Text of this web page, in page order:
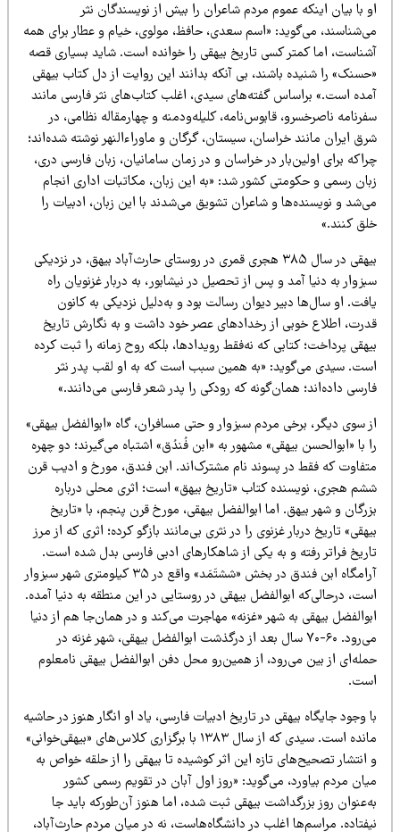
با بیان اینکه عموم مردم شاعران را بیش از نویسندگان نثر
می‌گوید: «اسم سعدی، حافظ، مولوی، خیام و عطار برای همه
اما کمتر کسی تاریخ بیهقی را خوانده است. شاید بسیاری قصه‌
را شنیده باشند، بی‌ آنکه بدانند این روایت از دل کتاب بیهقی
است.» براساس گفته‌های سیدی، اغلب کتاب‌های نثر فارسی مانند
ناصرخسرو، قابوس‌نامه، کلیله‌ودمنه و چهارمقاله نظامی، در
ایران مانند خراسان، سیستان، گرگان و ماوراءالنهر نوشته شده‌اند؛
برای اولین‌بار در خراسان و در زمان سامانیان، زبان فارسی دری،
رسمی و حکومتی کشور شد: «به این زبان، مکاتبات اداری انجام
و نویسنده‌ها و شاعران تشویق می‌شدند با این زبان، ادبیات را
کنند.»
بیهقی در سال ۳۸۵ هجری قمری در روستای حارث‌آباد بیهق، در نزدیکی
به دنیا آمد و پس از تحصیل در نیشابور، به دربار غزنویان راه
او سال‌ها دبیر دیوان رسالت بود و به‌دلیل نزدیکی به کانون
اطلاع خوبی از رخدادهای عصر خود داشت و به نگارش تاریخ
پرداخت؛ کتابی که نه‌فقط رویدادها، بلکه روح زمانه را ثبت کرده
سیدی می‌گوید: «به همین سبب است که به او لقب پدر نثر
داده‌اند؛ همان‌گونه که رودکی را پدر شعر فارسی می‌دانند.»
سوی دیگر، برخی مردم سبزوار و حتی مسافران، گاه «ابوالفضل بیهقی»
با «ابوالحسن بیهقی» مشهور به «ابن فُندُق» اشتباه می‌گیرند؛ دو چهره‌
که فقط در پسوند نام مشترک‌اند. ابن فندق، مورخ و ادیب قرن
هجری، نویسنده‌ کتاب «تاریخ بیهق» است؛ اثری محلی درباره‌
و شهر بیهق. اما ابوالفضل بیهقی، مورخ قرن پنجم، با «تاریخ
تاریخ دربار غزنوی را در نثری بی‌مانند بازگو کرده؛ اثری که از مرز
فراتر رفته و به یکی از شاهکارهای ادبی فارسی بدل شده است.
آرامگاه ابن فندق در بخش «ششتَمَد» واقع در ۳۵ کیلومتری شهر سبزوار
درحالی‌که ابوالفضل بیهقی در روستایی در این منطقه به دنیا آمده.
بیهقی به شهر «غزنه» مهاجرت می‌کند و در همان‌جا هم از دنیا
می‌رود. ۶۰-۷۰ سال بعد از درگذشت ابوالفضل بیهقی، شهر غزنه در
از بین می‌رود، از همین‌رو محل دفن ابوالفضل بیهقی نامعلوم
وجود جایگاه بیهقی در تاریخ ادبیات فارسی، یاد او انگار هنوز در حاشیه
مانده است. سیدی که از سال ۱۳۸۳ با برگزاری کلاس‌های «بیهقی‌خوانی»
انتشار تصحیح‌های تازه‌ این اثر کوشیده تا بیهقی را از حلقه‌ خواص به
مردم بیاورد، می‌گوید: «روز اول آبان در تقویم رسمی کشور
روز بزرگداشت بیهقی ثبت شده، اما هنوز آن‌طورکه باید جا
مراسم‌ها اغلب در دانشگاه‌هاست، نه در میان مردم حارث‌آباد،